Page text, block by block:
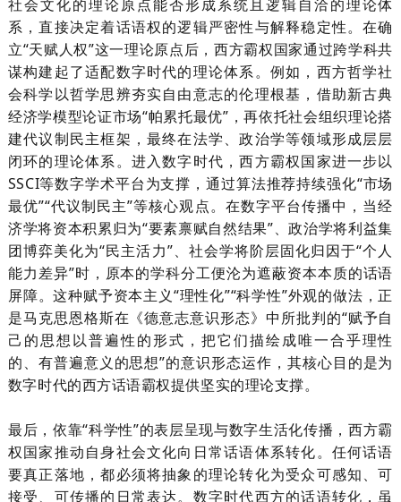
社会文化的理论原点能否形成系统且逻辑自洽的理论体
系，直接决定着话语权的逻辑严密性与解释稳定性。在确
立“天赋人权”这一理论原点后，西方霸权国家通过跨学科共
谋构建起了适配数字时代的理论体系。例如，西方哲学社
会科学以哲学思辨夯实自由意志的伦理根基，借助新古典
经济学模型论证市场“帕累托最优”，再依托社会组织理论搭
建代议制民主框架，最终在法学、政治学等领域形成层层
闭环的理论体系。进入数字时代，西方霸权国家进一步以
SSCI等数字学术平台为支撑，通过算法推荐持续强化“市场
最优”“代议制民主”等核心观点。在数字平台传播中，当经
济学将资本积累归为“要素禀赋自然结果”、政治学将利益集
团博弈美化为“民主活力”、社会学将阶层固化归因于“个人
能力差异”时，原本的学科分工便沦为遮蔽资本本质的话语
屏障。这种赋予资本主义“理性化”“科学性”外观的做法，正
是马克思恩格斯在《德意志意识形态》中所批判的“赋予自
己的思想以普遍性的形式，把它们描绘成唯一合乎理性
的、有普遍意义的思想”的意识形态运作，其核心目的是为
数字时代的西方话语霸权提供坚实的理论支撑。
最后，依靠“科学性”的表层呈现与数字生活化传播，西方霸
权国家推动自身社会文化向日常话语体系转化。任何话语
要真正落地，都必须将抽象的理论转化为受众可感知、可
接受、可传播的日常表达。数字时代西方的话语转化，虽